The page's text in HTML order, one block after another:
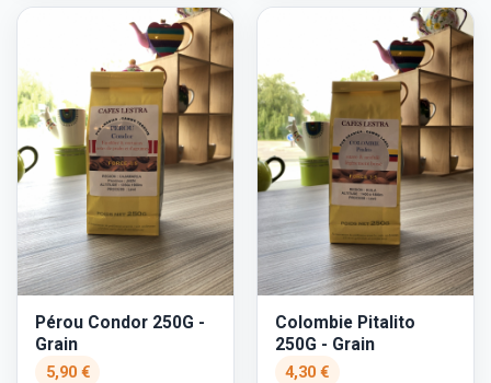
Pérou Condor 250G -
Grain
5,90 €
Colombie Pitalito
250G - Grain
4,30 €